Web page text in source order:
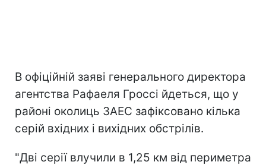
В офіційній заяві генерального директора
агентства Рафаеля Гроссі йдеться, що у
районі околиць ЗАЕС зафіксовано кілька
серій вхідних і вихідних обстрілів.
"Дві серії влучили в 1,25 км від периметра